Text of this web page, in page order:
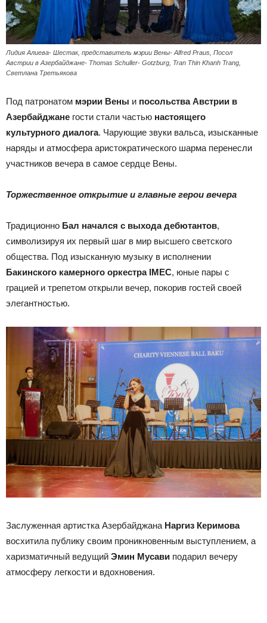
Лидия Алиева- Шестак, представитель мэрии Вены- Alfred Praus, Посол
Австрии в Азербайджане- Thomas Schuller- Gotzburg, Tran Thin Khanh Trang,
Светлана Третьякова
Под патронатом мэрии Вены и посольства Австрии в
Азербайджане гости стали частью настоящего
культурного диалога. Чарующие звуки вальса, изысканные
наряды и атмосфера аристократического шарма перенесли
участников вечера в самое сердце Вены.
Торжественное открытие и главные герои вечера
Традиционно Бал начался с выхода дебютантов,
символизируя их первый шаг в мир высшего светского
общества. Под изысканную музыку в исполнении
Бакинского камерного оркестра IMEC, юные пары с
грацией и трепетом открыли вечер, покорив гостей своей
элегантностью.
Заслуженная артистка Азербайджана Наргиз Керимова
восхитила публику своим проникновенным выступлением, а
харизматичный ведущий Эмин Мусави подарил вечеру
атмосферу легкости и вдохновения.